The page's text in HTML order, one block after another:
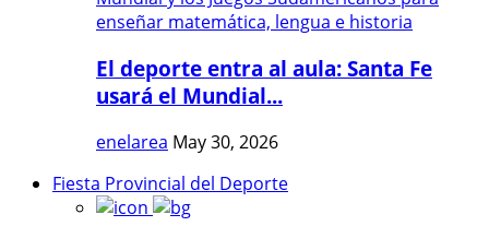
El deporte entra al aula: Santa Fe
usará el Mundial...
enelarea May 30, 2026
Fiesta Provincial del Deporte